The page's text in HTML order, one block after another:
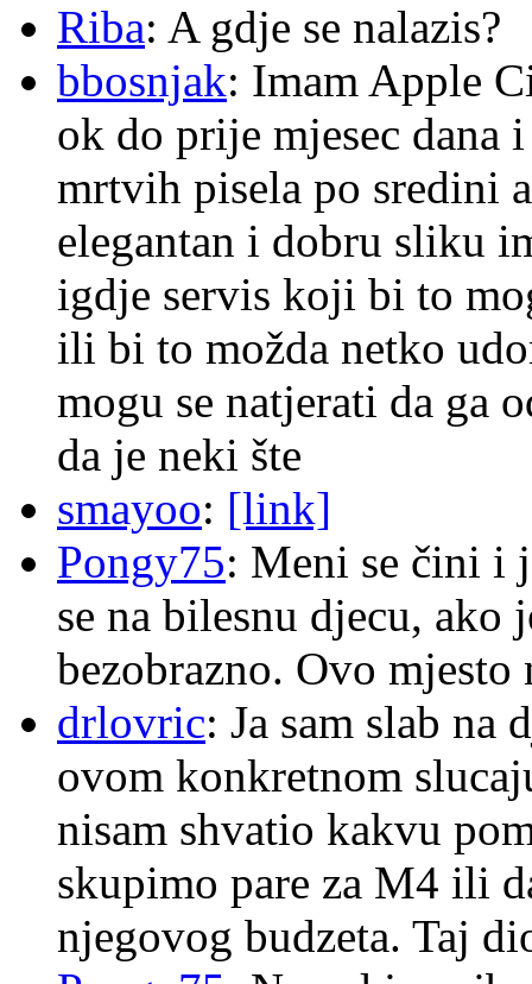
Riba: A gdje se nalazis?
bbosnjak: Imam Apple
ok do prije mjesec dana
mrtvih pisela po sredini
elegantan i dobru sliku
igdje servis koji bi to
ili bi to možda netko
mogu se natjerati da ga
da je neki šte
smayoo: [link]
Pongy75: Meni se čini i
se na bilesnu djecu, ako
bezobrazno. Ovo
drlovric: Ja sam slab na
ovom konkretnom
nisam shvatio kakvu
skupimo pare za M4 ili
njegovog budzeta. Taj